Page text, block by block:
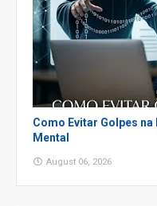
Como Evitar Golpes
Mental
August 06, 2026